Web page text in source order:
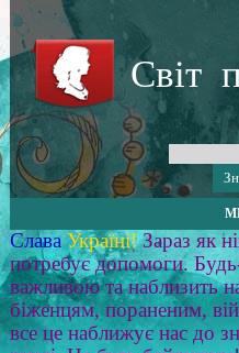
Світ
Слава Україні! Зараз як
потребує допомоги.
важливою та наблизить
біженцям, пораненим,
все це наближує нас до